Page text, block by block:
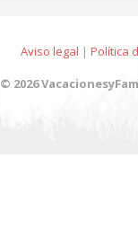
Aviso legal | Política
© 2026